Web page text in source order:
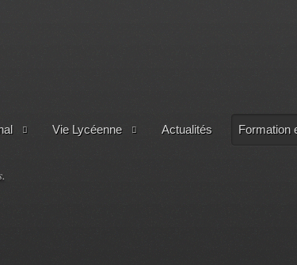
Vie Lycéenne Actualités Formation